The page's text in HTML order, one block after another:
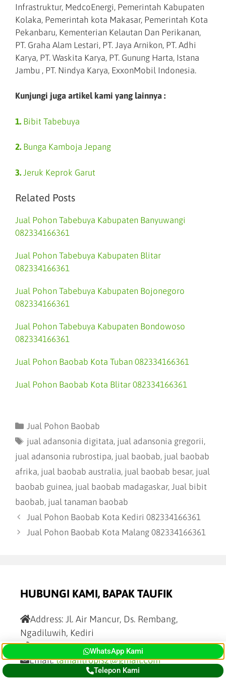
Infrastruktur, MedcoEnergi, Pemerintah Kabupaten
Kolaka, Pemerintah kota Makasar, Pemerintah Kota
Pekanbaru, Kementerian Kelautan Dan Perikanan,
PT. Graha Alam Lestari, PT. Jaya Arnikon, PT. Adhi
Karya, PT. Waskita Karya, PT. Gunung Harta, Istana
Jambu , PT. Nindya Karya, ExxonMobil Indonesia.
Kunjungi juga artikel kami yang lainnya :
1. Bibit Tabebuya
2. Bunga Kamboja Jepang
3. Jeruk Keprok Garut
Related Posts
Jual Pohon Tabebuya Kabupaten Banyuwangi
082334166361
Jual Pohon Tabebuya Kabupaten Blitar
082334166361
Jual Pohon Tabebuya Kabupaten Bojonegoro
082334166361
Jual Pohon Tabebuya Kabupaten Bondowoso
082334166361
Jual Pohon Baobab Kota Tuban 082334166361
Jual Pohon Baobab Kota Blitar 082334166361
Jual Pohon Baobab
jual adansonia digitata, jual adansonia gregorii,
jual adansonia rubrostipa, jual baobab, jual baobab
afrika, jual baobab australia, jual baobab besar, jual
baobab guinea, jual baobab madagaskar, Jual bibit
baobab, jual tanaman baobab
Jual Pohon Baobab Kota Kediri 082334166361
Jual Pohon Baobab Kota Malang 082334166361
HUBUNGI KAMI, BAPAK TAUFIK
Address: Jl. Air Mancur, Ds. Rembang,
Ngadiluwih, Kediri
Phone:082334166361
Email:tamantropis2@gmail.com
WhatsApp Kami
Telepon Kami